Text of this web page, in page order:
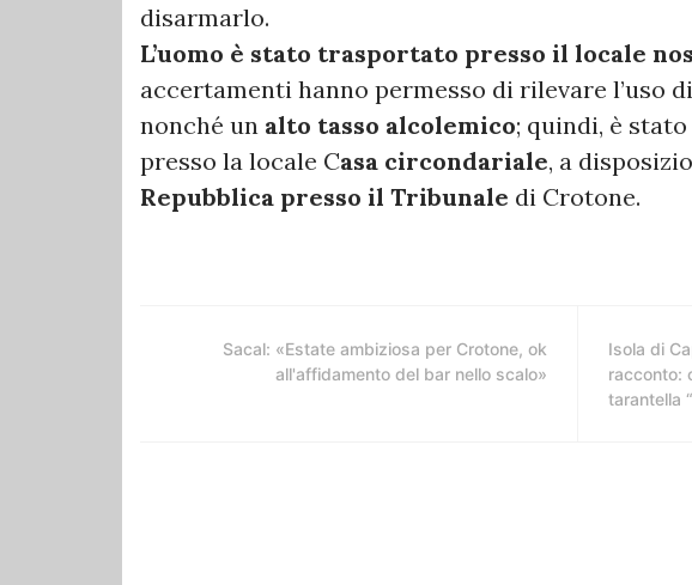
disarmarlo.
L’uomo è stato trasportato presso il locale
accertamenti hanno permesso di rilevare l’uso
nonché un alto tasso alcolemico; quindi, è
presso la locale Casa circondariale, a
Repubblica presso il Tribunale di Crotone.
Sacal: «Estate ambiziosa per Crotone, ok
all'affidamento del bar nello scalo»
Isola di
racconto:
tarantella